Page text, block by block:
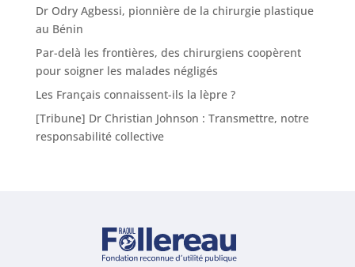
Dr Odry Agbessi, pionnière de la chirurgie plastique
au Bénin
Par-delà les frontières, des chirurgiens coopèrent
pour soigner les malades négligés
Les Français connaissent-ils la lèpre ?
[Tribune] Dr Christian Johnson : Transmettre, notre
responsabilité collective